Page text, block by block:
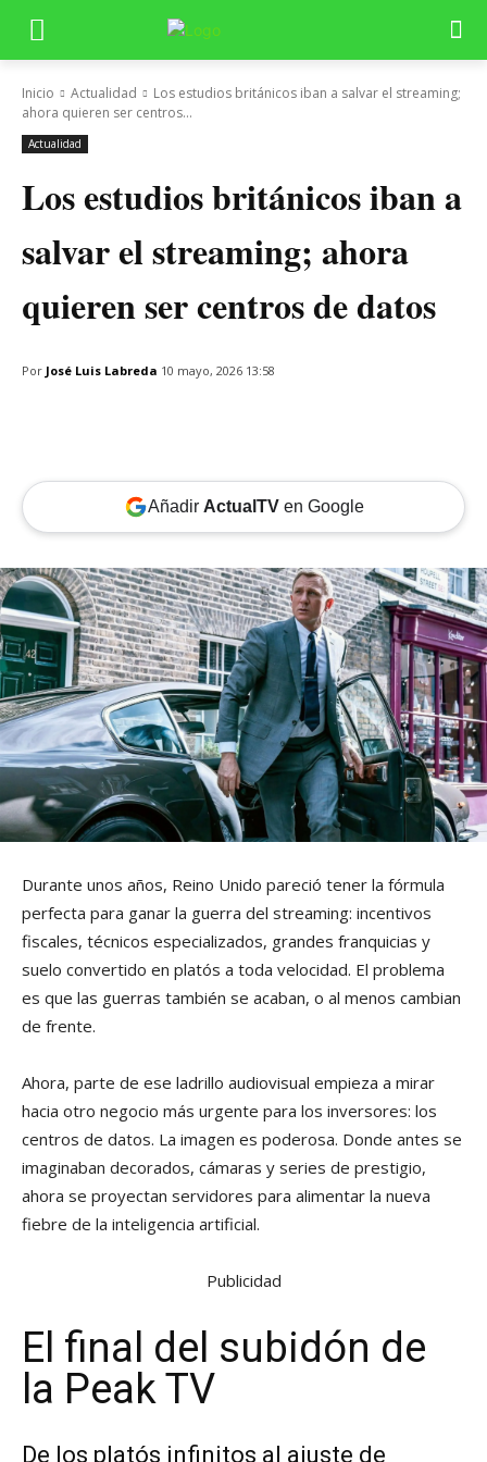
Inicio Actualidad
Los estudios británicos iban a salvar el streaming;
ahora quieren ser centros...
Actualidad
Los estudios británicos iban a
salvar el streaming; ahora
quieren ser centros de datos
Por José Luis Labreda 10 mayo, 2026 13:58
Añadir ActualTVen Google
Durante unos años, Reino Unido pareció tener la fórmula
perfecta para ganar la guerra del streaming: incentivos
fiscales, técnicos especializados, grandes franquicias y
suelo convertido en platós a toda velocidad. El problema
es que las guerras también se acaban, o al menos cambian
de frente.
Ahora, parte de ese ladrillo audiovisual empieza a mirar
hacia otro negocio más urgente para los inversores: los
centros de datos. La imagen es poderosa. Donde antes se
imaginaban decorados, cámaras y series de prestigio,
ahora se proyectan servidores para alimentar la nueva
fiebre de la inteligencia artificial.
Publicidad
El final del subidón de
la Peak TV
De los platós infinitos al ajuste de